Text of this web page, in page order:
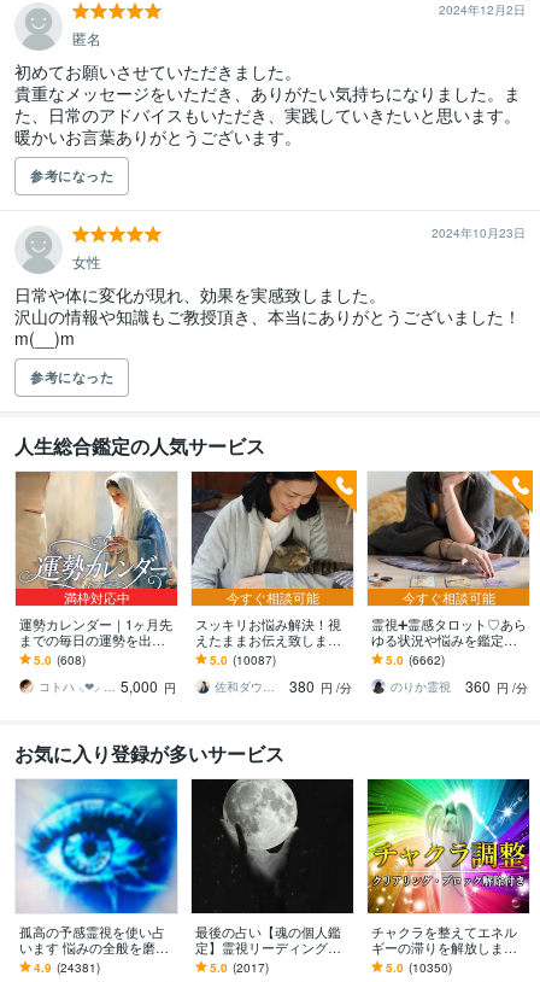
2024年12月2日
匿名
初めてお願いさせていただきました。
貴重なメッセージをいただき、ありがたい気持ちになりました。ま
た、日常のアドバイスもいただき、実践していきたいと思います。
暖かいお言葉ありがとうございます。
参考になった
2024年10月23日
女性
日常や体に変化が現れ、効果を実感致しました。
沢山の情報や知識もご教授頂き、本当にありがとうございました！
m(__)m
参考になった
人生総合鑑定の人気サービス
満枠対応中
運勢カレンダー｜1ヶ月先
までの毎日の運勢を出し
ます 30日×500字のおよそ
1万5千文字で細かく詳細
に記します
5.0 (608)
コトハ ⸜❤︎⸝ 新サービス提供開始✨️ 5,000 円
今すぐ相談可能
スッキリお悩み解決！視
えたままお伝え致します
恋愛、結婚、人間関係、
仕事、人生、ペットの気
持ち等◎祈願付き
5.0 (10087)
佐和ダウジング＆スピリットメンター
380 円 /分
今すぐ相談可能
霊視➕霊感タロット♡あら
ゆる状況や悩みを鑑定し
ます 霊能家系末裔 |プロ占
い師歴16年| 気持ちや未来
を伝えます
5.0 (6662)
のりか霊視
360 円 /分
お気に入り登録が多いサービス
孤高の予感霊視を使い占
います 悩みの全般を磨き
上げ、研ぎ澄ました予感
4.9 (24381)
最後の占い【魂の個人鑑
定】霊視リーディング承
ります 運命の地図を手
5.0 (2017)
チャクラを整えてエネル
ギーの滞りを解放します 7
割超リピート！人生を変
5.0 (10350)